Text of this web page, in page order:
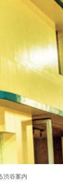
渋谷案内